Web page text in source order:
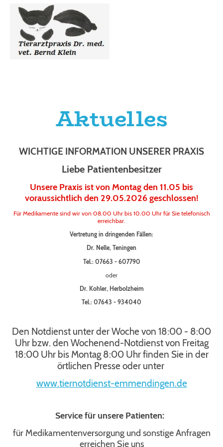
Aktuelles
WICHTIGE INFORMATION UNSERER PRAXIS
Liebe Patientenbesitzer
Unsere Praxis ist von Montag den 11.05 bis
voraussichtlich den 29.05.2026 geschlossen!
Für Medikamente sind wir von 08.00 Uhr bis 10.00 Uhr für Sie telefonisch
erreichbar.
Vertretung in dringenden Fällen:
Dr. Nelle, Teningen
Tel.: 07663 - 607790
oder
Dr. Kohler, Herbolzheim
Tel.: 07643 - 934040
Den Notdienst unter der Woche von 18:00 - 8:00
Uhr bzw. den Wochenend-Notdienst von Freitag
18:00 Uhr bis Montag 8:00 Uhr finden Sie in der
örtlichen Presse oder unter
www.tiernotdienst-emmendingen.de
Service für unsere Patienten:
für Medikamentenversorgung und sonstige Anfragen
erreichen Sie uns